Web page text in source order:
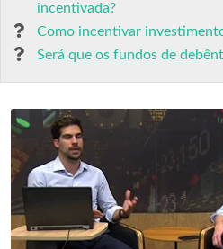
incentivada?
Como incentivar
Será que os fundos de